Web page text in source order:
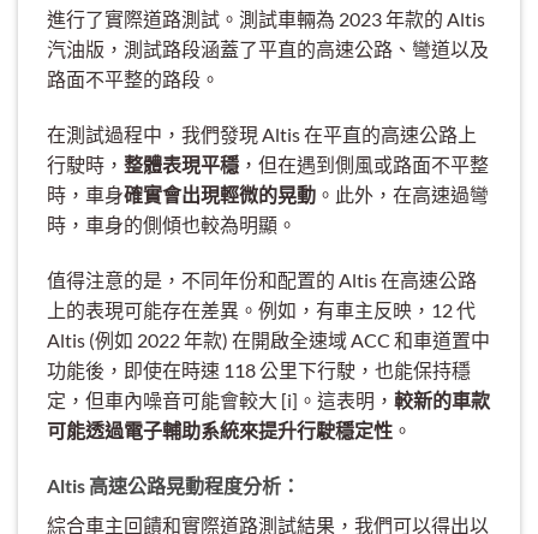
進行了實際道路測試。測試車輛為 2023 年款的 Altis
汽油版，測試路段涵蓋了平直的高速公路、彎道以及
路面不平整的路段。
在測試過程中，我們發現 Altis 在平直的高速公路上
行駛時， 整體表現平穩 ，但在遇到側風或路面不平整
時，車身確實會出現輕微的晃動 。此外，在高速過彎
時，車身的側傾也較為明顯。
值得注意的是，不同年份和配置的 Altis 在高速公路
上的表現可能存在差異。例如，有車主反映，12 代
Altis (例如 2022 年款) 在開啟全速域 ACC 和車道置中
功能後，即使在時速 118 公里下行駛，也能保持穩
定，但車內噪音可能會較大 [i]。這表明， 較新的車款
可能透過電子輔助系統來提升行駛穩定性 。
Altis 高速公路晃動程度分析：
綜合車主回饋和實際道路測試結果，我們可以得出以